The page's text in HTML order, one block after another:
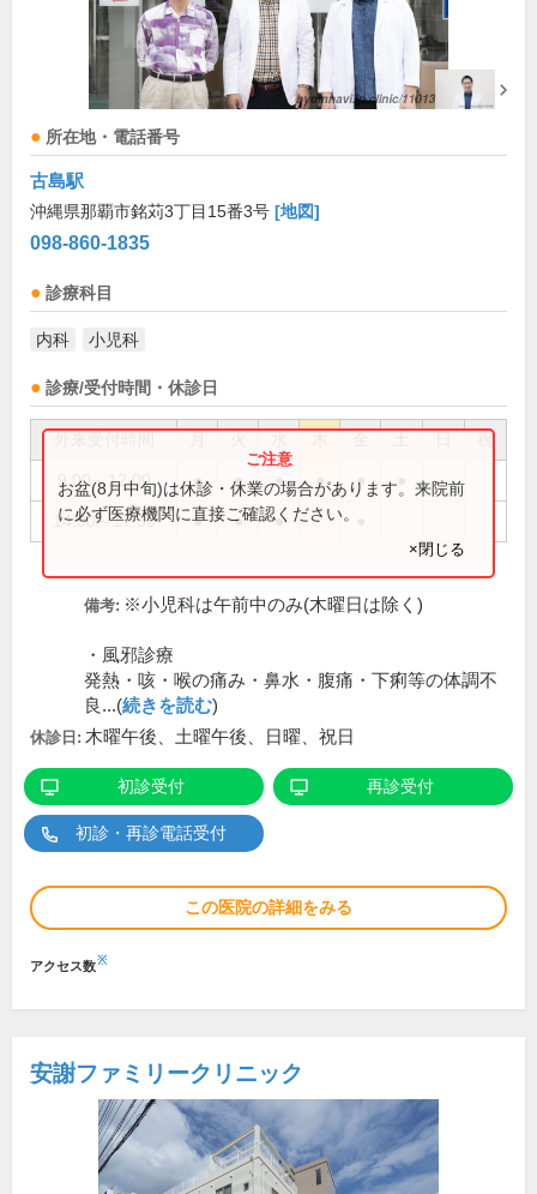
所在地・電話番号
古島駅
沖縄県那覇市銘苅3丁目15番3号 [地図]
098-860-1835
診療科目
内科 小児科
診療/受付時間・休診日
祝
9:00～12:00 ● ● ● ● ●
14:00～17:30 ● ● ●
お盆(8月中旬)は休診・休業の場合があります。来院前
に必ず医療機関に直接ご確認ください。
×閉じる
備考: ※小児科は午前中のみ(木曜日は除く)
・風邪診療
発熱・咳・喉の痛み・鼻水・腹痛・下痢等の体調不
良...(続きを読む)
休診日: 木曜午後、土曜午後、日曜、祝日
初診受付 再診受付
初診・再診電話受付
この医院の詳細をみる
アクセス数※
安謝ファミリークリニック